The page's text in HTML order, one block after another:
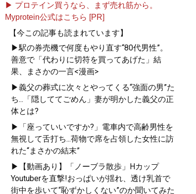
▶ プロテイン買うなら、まず売れ筋から。
Myprotein公式はこちら [PR]
【今この記事も読まれています】
▶駅の券売機で何度もやり直す“80代男性”。
善意で「代わりに切符を買ってあげた」結
果、まさかの一言<漫画>
▶義父の葬式に次々とやってくる“強面の男”た
ち...「隠しててごめん」妻が明かした義父の正
体とは?
▶「座っていいですか?」電車内で高齢男性を
無視して舌打ち...荷物で席を占領した女性に訪
れた“まさかの結末”
▶【動画あり】「ノーブラ散歩」Hカップ
Youtuberを直撃!おっぱいが揺れ、透け乳首で
街中を歩いて“恥ずかしくない”のか聞いてみた